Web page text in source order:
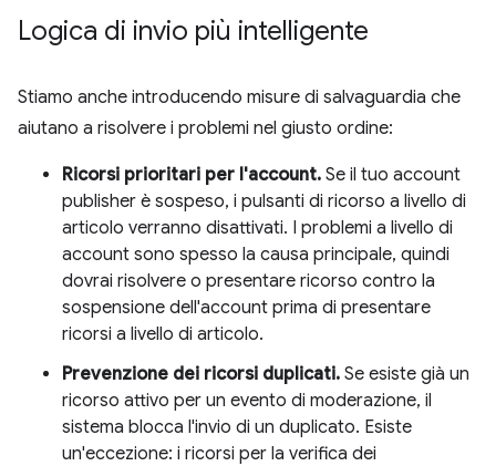
Logica di invio più intelligente
Stiamo anche introducendo misure di salvaguardia che
aiutano a risolvere i problemi nel giusto ordine:
Ricorsi prioritari per l'account. Se il tuo account
publisher è sospeso, i pulsanti di ricorso a livello di
articolo verranno disattivati. I problemi a livello di
account sono spesso la causa principale, quindi
dovrai risolvere o presentare ricorso contro la
sospensione dell'account prima di presentare
ricorsi a livello di articolo.
Prevenzione dei ricorsi duplicati. Se esiste già un
ricorso attivo per un evento di moderazione, il
sistema blocca l'invio di un duplicato. Esiste
un'eccezione: i ricorsi per la verifica dei